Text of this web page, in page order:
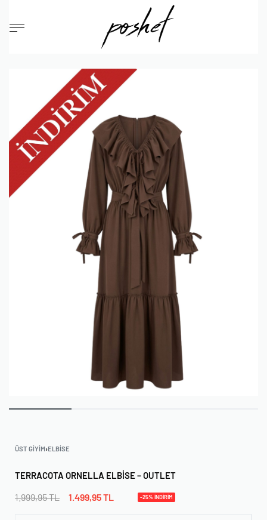
ÜST GIYIM›ELBISE
TERRACOTA ORNELLA ELBISE – OUTLET
1.999,95TL 1.499,95TL -25% İNDİRİM